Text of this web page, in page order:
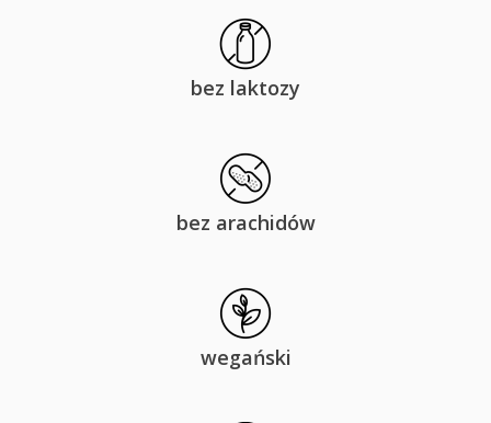
bez laktozy
bez arachidów
wegański